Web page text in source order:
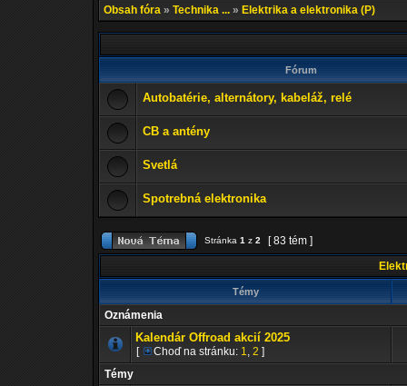
Obsah fóra » Technika ... » Elektrika a elektronika (P)
Fórum
Autobatérie, alternátory, kabeláž, relé
CB a antény
Svetlá
Spotrebná elektronika
Stránka 1 z 2
[ 83 tém ]
Témy
Oznámenia
Kalendár Offroad akcií 2025
[ Choď na stránku: 1, 2 ]
Témy